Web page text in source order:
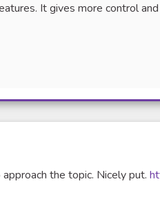
It gives more control
the topic. Nicely put.